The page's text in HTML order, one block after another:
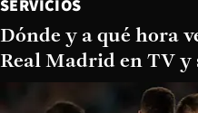
SERVICIOS
Dónde y a qué hora
Real Madrid en TV